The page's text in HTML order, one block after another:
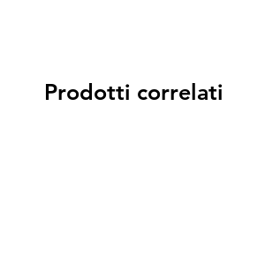
Prodotti correlati